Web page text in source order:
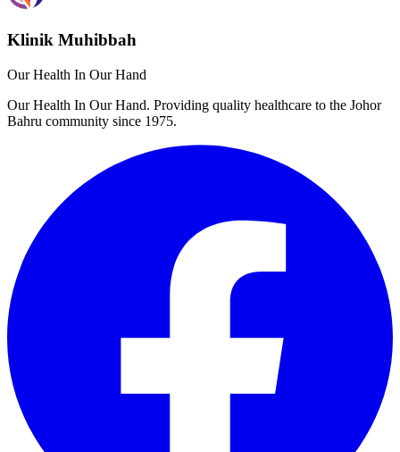
Klinik Muhibbah
Our Health In Our Hand
Our Health In Our Hand. Providing quality healthcare to the Johor
Bahru community since 1975.